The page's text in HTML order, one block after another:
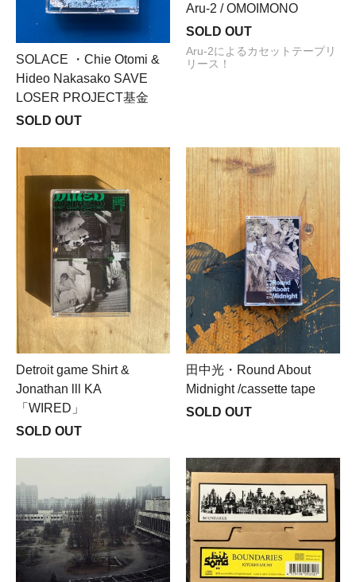
SOLACE ・Chie Otomi &
Hideo Nakasako SAVE
LOSER PROJECT基金
SOLD OUT
Aru-2 / OMOIMONO
SOLD OUT
Aru-2によるカセットテープリ
リース！
Detroit game Shirt &
Jonathan lll KA
「WIRED」
SOLD OUT
田中光・Round About
Midnight /cassette tape
SOLD OUT